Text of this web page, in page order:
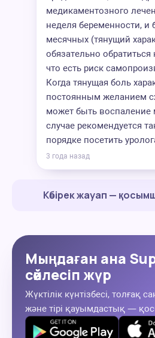
медикаментозного
неделя беременности, и
месячных (тянущий
обязательно обратиться
что есть риск
Когда тянущая боль
постоянным желанием
может быть воспаление
случае рекомендуется
порядке посетить
3 года назад
Көбірек жауап —
Мыңдаған ана
сөйлесіп жүр
Жүктілік күнтізбесі, толғақ
және тірі қауымдастық —